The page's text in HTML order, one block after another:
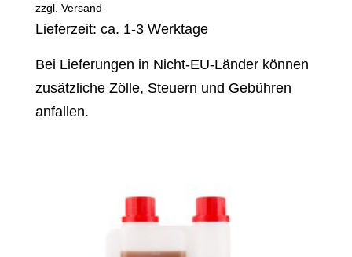
zzgl. Versand
Lieferzeit: ca. 1-3 Werktage
Bei Lieferungen in Nicht-EU-Länder können
zusätzliche Zölle, Steuern und Gebühren
anfallen.